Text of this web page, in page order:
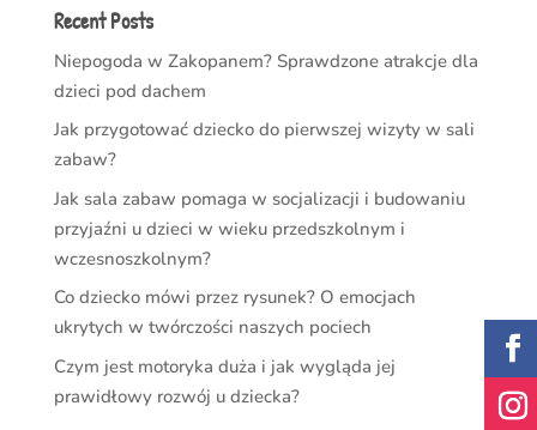
Recent Posts
Niepogoda w Zakopanem? Sprawdzone atrakcje dla
dzieci pod dachem
Jak przygotować dziecko do pierwszej wizyty w sali
zabaw?
Jak sala zabaw pomaga w socjalizacji i budowaniu
przyjaźni u dzieci w wieku przedszkolnym i
wczesnoszkolnym?
Co dziecko mówi przez rysunek? O emocjach
ukrytych w twórczości naszych pociech
Czym jest motoryka duża i jak wygląda jej
prawidłowy rozwój u dziecka?